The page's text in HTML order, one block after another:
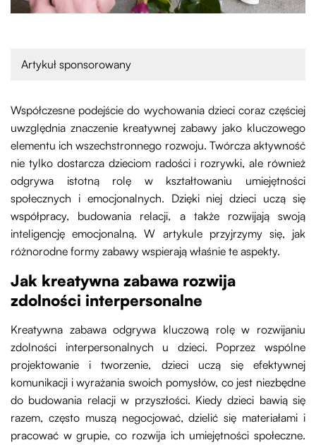
Artykuł sponsorowany
Współczesne podejście do wychowania dzieci coraz częściej
uwzględnia znaczenie kreatywnej zabawy jako kluczowego
elementu ich wszechstronnego rozwoju. Twórcza aktywność
nie tylko dostarcza dzieciom radości i rozrywki, ale również
odgrywa istotną rolę w kształtowaniu umiejętności
społecznych i emocjonalnych. Dzięki niej dzieci uczą się
współpracy, budowania relacji, a także rozwijają swoją
inteligencję emocjonalną. W artykule przyjrzymy się, jak
różnorodne formy zabawy wspierają właśnie te aspekty.
Jak kreatywna zabawa rozwija
zdolności interpersonalne
Kreatywna zabawa odgrywa kluczową rolę w rozwijaniu
zdolności interpersonalnych u dzieci. Poprzez wspólne
projektowanie i tworzenie, dzieci uczą się efektywnej
komunikacji i wyrażania swoich pomysłów, co jest niezbędne
do budowania relacji w przyszłości. Kiedy dzieci bawią się
razem, często muszą negocjować, dzielić się materiałami i
pracować w grupie, co rozwija ich umiejętności społeczne.